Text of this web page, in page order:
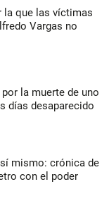
la que las víctimas
Vargas no
la muerte de uno
días desaparecido
mismo: crónica de
con el poder